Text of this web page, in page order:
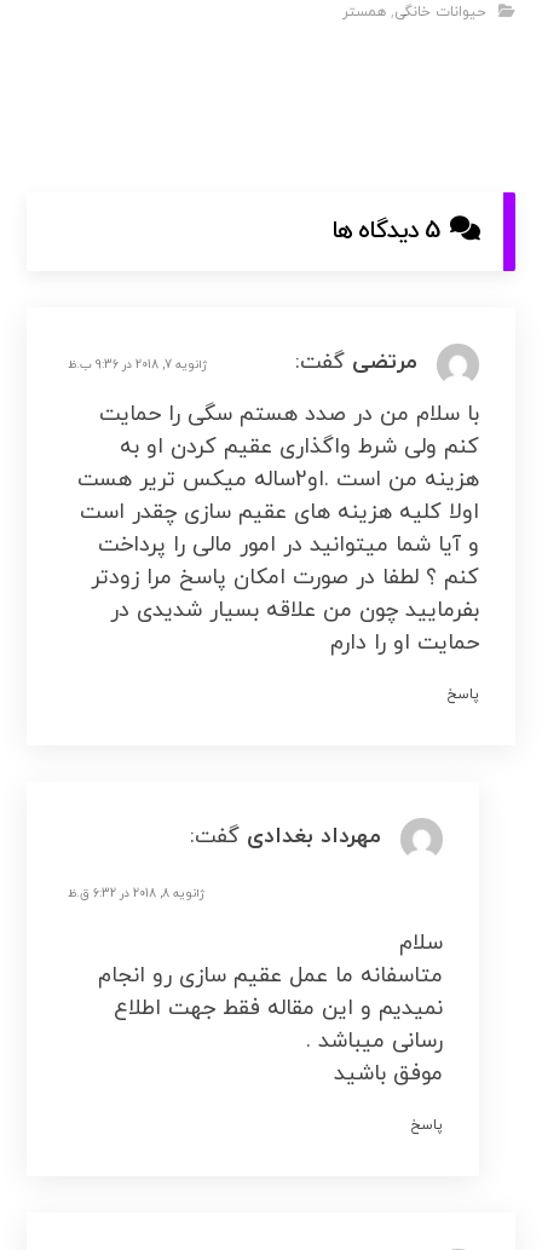
حیوانات خانگی,همستر
5 دیدگاه ها
مرتضی گفت: ژانویه 7, 2018 در 9:36 ب.ظ
با سلام من در صدد هستم سگی را حمایت
کنم ولی شرط واگذاری عقیم کردن او به
هزینه من است .او2ساله میکس تریر هست
اولا کلیه هزینه های عقیم سازی چقدر است
و آیا شما میتوانید در امور مالی را پرداخت
کنم ؟ لطفا در صورت امکان پاسخ مرا زودتر
بفرمایید چون من علاقه بسیار شدیدی در
حمایت او را دارم
پاسخ
مهرداد بغدادی گفت:
ژانویه 8, 2018 در 6:32 ق.ظ
سلام
متاسفانه ما عمل عقیم سازی رو انجام
نمیدیم و این مقاله فقط جهت اطلاع
رسانی میباشد .
موفق باشید
پاسخ